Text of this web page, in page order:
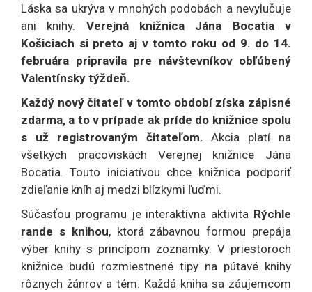
Láska sa ukrýva v mnohých podobách a nevylučuje
ani knihy. Verejná knižnica Jána Bocatia v
Košiciach si preto aj v tomto roku od 9. do 14.
februára pripravila pre návštevníkov obľúbený
Valentínsky týždeň.
Každý nový čitateľ v tomto období získa zápisné
zdarma, a to v prípade ak príde do knižnice spolu
s už registrovaným čitateľom. Akcia platí na
všetkých pracoviskách Verejnej knižnice Jána
Bocatia. Touto iniciatívou chce knižnica podporiť
zdieľanie kníh aj medzi blízkymi ľuďmi.
Súčasťou programu je interaktívna aktivita Rýchle
rande s knihou, ktorá zábavnou formou prepája
výber knihy s princípom zoznamky. V priestoroch
knižnice budú rozmiestnené tipy na pútavé knihy
rôznych žánrov a tém. Každá kniha sa záujemcom